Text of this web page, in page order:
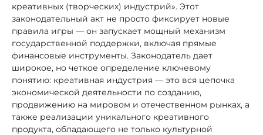
креативных (творческих) индустрий». Этот
законодательный акт не просто фиксирует новые
правила игры — он запускает мощный механизм
государственной поддержки, включая прямые
финансовые инструменты. Законодатель дает
широкое, но четкое определение ключевому
понятию: креативная индустрия — это вся цепочка
экономической деятельности по созданию,
продвижению на мировом и отечественном рынках, а
также реализации уникального креативного
продукта, обладающего не только культурной